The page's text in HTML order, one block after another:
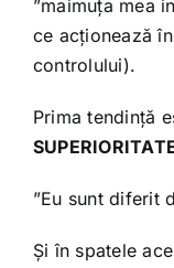
”maimuța mea
ce acționează
controlului).
Prima tendință
”Eu sunt diferit
Și în spatele